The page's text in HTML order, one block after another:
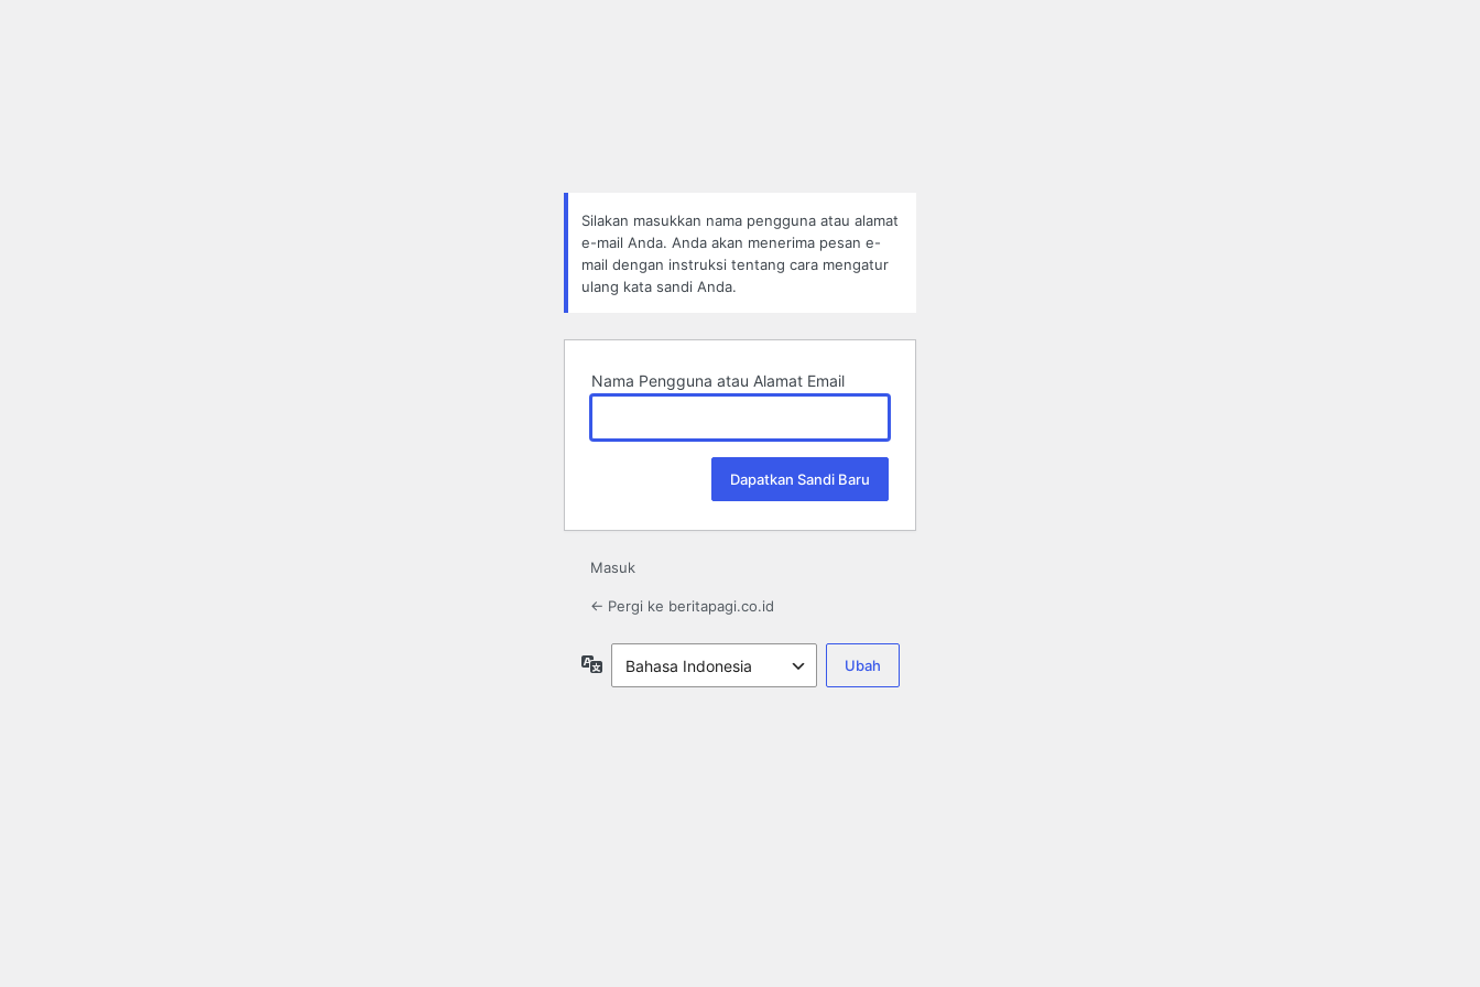
Silakan masukkan nama pengguna atau alamat
e-mail Anda. Anda akan menerima pesan e-
mail dengan instruksi tentang cara mengatur
ulang kata sandi Anda.
Nama Pengguna atau Alamat Email
Masuk
← Pergi ke beritapagi.co.id
Bahasa